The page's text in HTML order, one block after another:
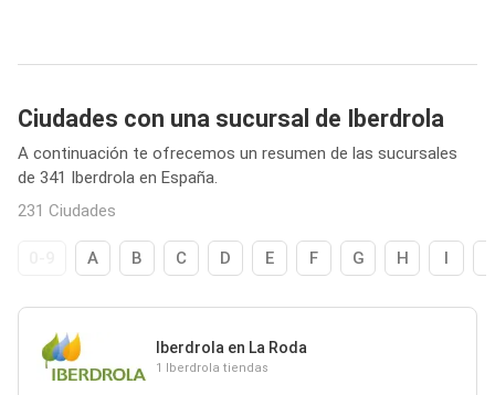
Ciudades con una sucursal de Iberdrola
A continuación te ofrecemos un resumen de las sucursales
de 341 Iberdrola en España.
231 Ciudades
A B C D E F G H I
Iberdrola en La Roda
1 Iberdrola tiendas